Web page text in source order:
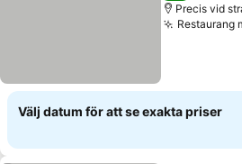
Precis vid
Restaurang
Välj datum för att se exakta priser